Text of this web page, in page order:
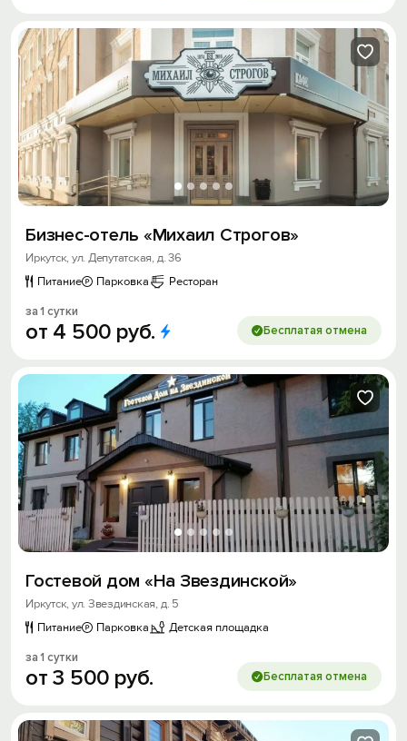
Бизнес-отель «Михаил Строгов»
Иркутск, ул. Депутатская, д. 36
Питание
Парковка Ресторан
за 1 сутки
от 4 500 руб. Бесплатая отмена
Гостевой дом «На Звездинской»
Иркутск, ул. Звездинская, д. 5
Питание
Парковка Детская площадка
за 1 сутки
от3 500 руб. Бесплатая отмена